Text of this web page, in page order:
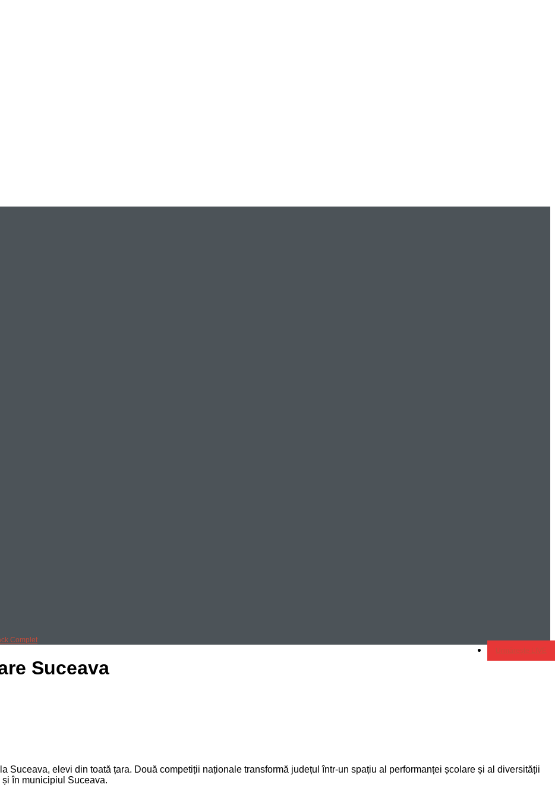
Complet
Urmărește LIVE
Suceava
Suceava, elevi din toată țara. Două competiții naționale transformă județul într-un spațiu al performanței școlare și al diversității
în municipiul Suceava.